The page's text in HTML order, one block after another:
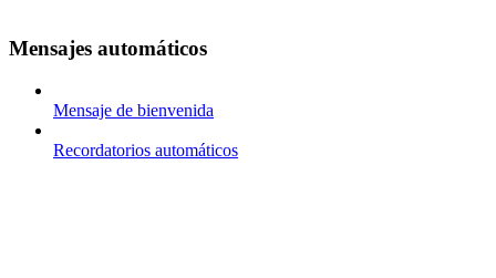
Mensajes automáticos
Mensaje de bienvenida
Recordatorios automáticos